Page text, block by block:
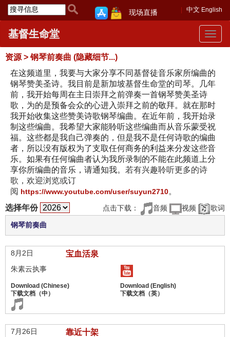
中文 English
现场直播
Toggle
基督生命堂
资源 > 钢琴前奏曲 (隐藏细节...)
在这频道里， 我要与大家分享不同基督徒音乐家所编曲的
钢琴赞美圣诗。 我目前是新加坡基督生命堂的司琴。几年
前， 我开始每周在主日崇拜之前弹奏一首钢琴赞美圣诗
歌， 为的是预备会众的心进入崇拜之前的敬拜。 就在那时
我开始收集这些赞美诗歌钢琴编曲。在近年前， 我开始录
制这些编曲。 我希望大家能聆听这些编曲而从音乐蒙受祝
福。 这些都是我自己弹奏的，但是我不是任何诗歌的编曲
者， 所以没有版权为了支取任何商务的利益来分发这些音
乐。 如果有任何编曲者认为我所录制的不能在此频道上分
享你所编曲的音乐，请通知我。 若有兴趣聆听更多的诗
歌，欢迎浏览或订
阅 https://www.youtube.com/user/suyun2710。
选择年份
点击下载： 音频 视频 歌词
钢琴前奏曲
8月2日 宝血活泉
朱素云执事
7月26日 靠近十架